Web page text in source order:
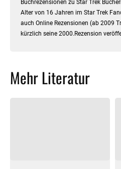
Buchrezensionen zu Star Trek
Alter von 16 Jahren im Star Trek
auch Online Rezensionen (ab 2009
kürzlich seine 2000.Rezension
Mehr Literatur